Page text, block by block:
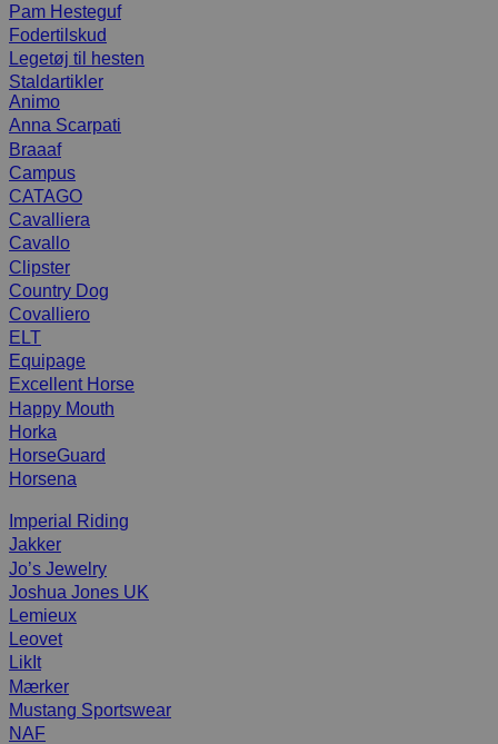
Pam Hesteguf
Fodertilskud
Legetøj til hesten
Staldartikler
Animo
Anna Scarpati
Braaaf
Campus
CATAGO
Cavalliera
Cavallo
Clipster
Country Dog
Covalliero
ELT
Equipage
Excellent Horse
Happy Mouth
Horka
HorseGuard
Horsena
Imperial Riding
Jakker
Jo’s Jewelry
Joshua Jones UK
Lemieux
Leovet
LikIt
Mærker
Mustang Sportswear
NAF